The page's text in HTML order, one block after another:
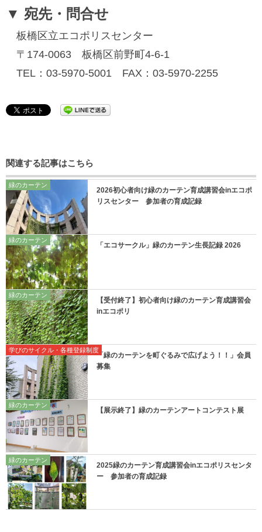
▼ 宛先・問合せ
板橋区立エコポリスセンター
〒174-0063 板橋区前野町4-6-1
TEL：03-5970-5001 FAX：03-5970-2255
関連する記事はこちら
緑のカーテン
2026初心者向け緑のカーテン育成講習会inエコポ
リスセンター 参加者の育成記録
緑のカーテン
「エコサークル」緑のカーテン生長記録 2026
緑のカーテン
【受付終了】初心者向け緑のカーテン育成講習会
inエコポリ
学びのサイクル・各種登録制度
「緑のカーテンを町ぐるみで広げよう！！」会員
募集
緑のカーテン
【展示終了】緑のカーテンアートコンテスト展
緑のカーテン
2025緑のカーテン育成講習会inエコポリスセンタ
ー 参加者の育成記録